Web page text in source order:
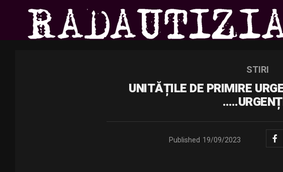
STIRI
UNITĂȚILE DE PRIMIRE
Published 19/09/2023